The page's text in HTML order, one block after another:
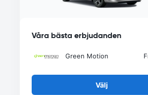
Våra bästa erbjudanden
Green Motion
Välj